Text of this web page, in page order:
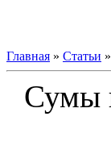
Главная » Статьи »
Сумы